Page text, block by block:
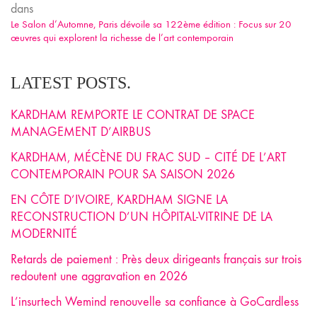
dans
Le Salon d’Automne, Paris dévoile sa 122ème édition : Focus sur 20
œuvres qui explorent la richesse de l’art contemporain
LATEST POSTS.
KARDHAM REMPORTE LE CONTRAT DE SPACE
MANAGEMENT D’AIRBUS
KARDHAM, MÉCÈNE DU FRAC SUD – CITÉ DE L’ART
CONTEMPORAIN POUR SA SAISON 2026
EN CÔTE D’IVOIRE, KARDHAM SIGNE LA
RECONSTRUCTION D’UN HÔPITAL-VITRINE DE LA
MODERNITÉ
Retards de paiement : Près deux dirigeants français sur trois
redoutent une aggravation en 2026
L’insurtech Wemind renouvelle sa confiance à GoCardless